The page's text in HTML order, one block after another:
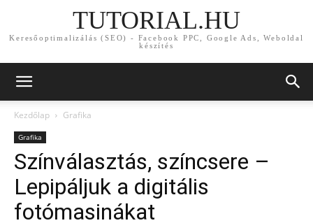
TUTORIAL.HU
Keresőoptimalizálás (SEO) - Facebook PPC, Google Ads, Weboldal
készítés
Kezdőlap Grafika
Grafika
Színválasztás, színcsere –
Lepipáljuk a digitális
fotómasinákat